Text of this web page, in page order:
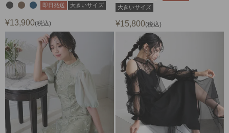
即日発送 大きいサイズ
¥13,900 税込
大きいサイズ
¥15,800 税込